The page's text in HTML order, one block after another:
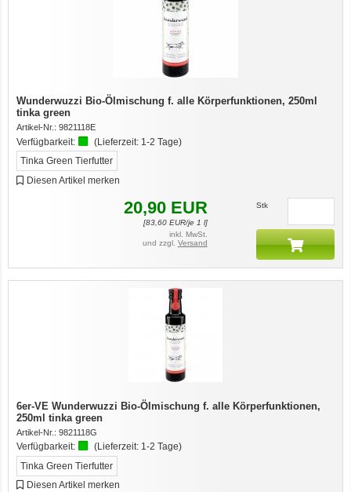
Wunderwuzzi Bio-Ölmischung f. alle Körperfunktionen, 250ml
tinka green
Artikel-Nr.: 9821118E
Verfügbarkeit: (Lieferzeit: 1-2 Tage)
Tinka Green Tierfutter
Diesen Artikel merken
20,90 EUR
[83,60EUR/je 1 l]
inkl. MwSt.
und zzgl. Versand
Stk
6er-VE Wunderwuzzi Bio-Ölmischung f. alle Körperfunktionen,
250ml tinka green
Artikel-Nr.: 9821118G
Verfügbarkeit: (Lieferzeit: 1-2 Tage)
Tinka Green Tierfutter
Diesen Artikel merken